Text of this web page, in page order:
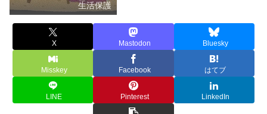
生活保護
X Mastodon Bluesky
Misskey Facebook はてブ
LINE Pinterest LinkedIn